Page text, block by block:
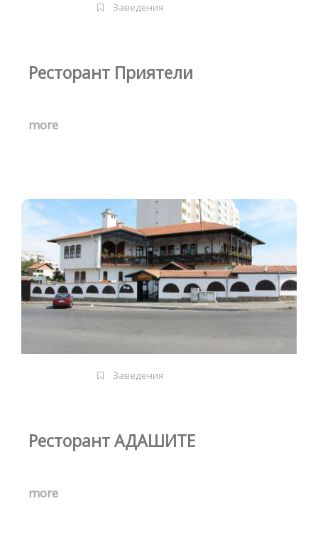
Заведения
Ресторант Приятели
more
Заведения
Ресторант АДАШИТЕ
more